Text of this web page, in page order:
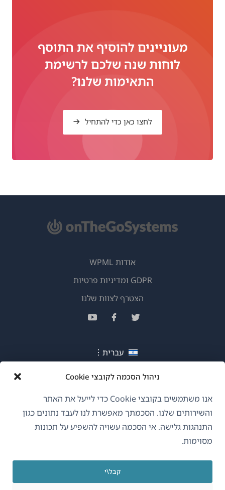
ניהול הסכמה לקובצי Cookie
אנו משתמשים בקובצי Cookie כדי לייעל את האתר
והשירותים שלנו. הסכמתך מאפשרת לנו לעבד נתונים כגון
התנהגות גלישה. אי הסכמה עשויה להשפיע על תכונות
מסוימות.
קבל\י
מעוניינים להוסיף את התוסף
לוחות שנה שלכם לרשימת
התאימות שלנו?
לחצו כאן כדי להתחיל
OnTheGoSystems Limited
בחלון
חדש)
עברית
אודות WPML
GDPR ומדיניות פרטיות
הצטרף לצוות שלנו(נפתח
(נפתח
(נפתח(נפתח